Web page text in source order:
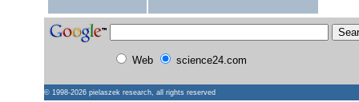
Web science24.com
© 1998-2026 pielaszek research, all rights reserved